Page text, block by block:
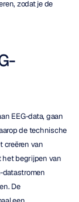
zodat je de
EEG-data, gaan
de technische
creëren van
het begrijpen van
datastromen
De